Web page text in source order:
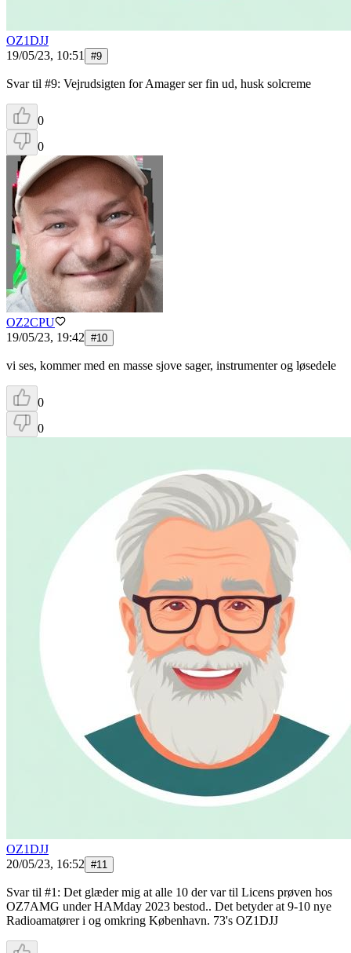
OZ1DJJ
19/05/23, 10:51
#9
Svar til #9: Vejrudsigten for Amager ser fin ud, husk solcreme
0
0
OZ2CPU
19/05/23, 19:42 #10
vi ses, kommer med en masse sjove sager, instrumenter og løsedele
0
0
OZ1DJJ
20/05/23, 16:52 #11
Svar til #1: Det glæder mig at alle 10 der var til Licens prøven hos
OZ7AMG under HAMday 2023 bestod.. Det betyder at 9-10 nye
Radioamatører i og omkring København. 73's OZ1DJJ